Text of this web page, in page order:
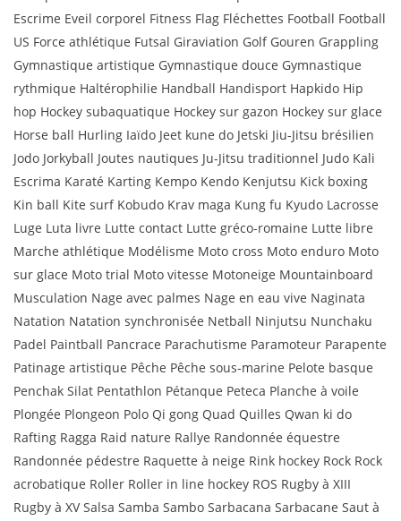
Escrime Eveil corporel Fitness Flag Fléchettes Football Football
US Force athlétique Futsal Giraviation Golf Gouren Grappling
Gymnastique artistique Gymnastique douce Gymnastique
rythmique Haltérophilie Handball Handisport Hapkido Hip
hop Hockey subaquatique Hockey sur gazon Hockey sur glace
Horse ball Hurling Iaïdo Jeet kune do Jetski Jiu-Jitsu brésilien
Jodo Jorkyball Joutes nautiques Ju-Jitsu traditionnel Judo Kali
Escrima Karaté Karting Kempo Kendo Kenjutsu Kick boxing
Kin ball Kite surf Kobudo Krav maga Kung fu Kyudo Lacrosse
Luge Luta livre Lutte contact Lutte gréco-romaine Lutte libre
Marche athlétique Modélisme Moto cross Moto enduro Moto
sur glace Moto trial Moto vitesse Motoneige Mountainboard
Musculation Nage avec palmes Nage en eau vive Naginata
Natation Natation synchronisée Netball Ninjutsu Nunchaku
Padel Paintball Pancrace Parachutisme Paramoteur Parapente
Patinage artistique Pêche Pêche sous-marine Pelote basque
Penchak Silat Pentathlon Pétanque Peteca Planche à voile
Plongée Plongeon Polo Qi gong Quad Quilles Qwan ki do
Rafting Ragga Raid nature Rallye Randonnée équestre
Randonnée pédestre Raquette à neige Rink hockey Rock Rock
acrobatique Roller Roller in line hockey ROS Rugby à XIII
Rugby à XV Salsa Samba Sambo Sarbacana Sarbacane Saut à